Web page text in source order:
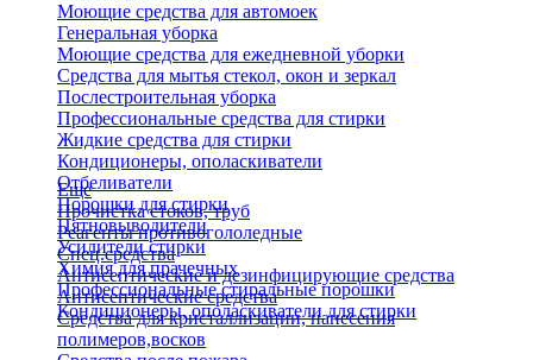
Моющие средства для автомоек
Генеральная уборка
Моющие средства для ежедневной уборки
Средства для мытья стекол, окон и зеркал
Послестроительная уборка
Профессиональные средства для стирки
Жидкие средства для стирки
Кондиционеры, ополаскиватели
Отбеливатели
Порошки для стирки
Пятновыводители
Усилители стирки
Химия для прачечных
Профессиональные стиральные порошки
Кондиционеры, ополаскиватели для стирки
Еще
Прочистка стоков, труб
Реагенты противогололедные
Спец.средства
Антисептические и дезинфицирующие средства
Антисептические средства
Средства для кристаллизации, нанесения
полимеров,восков